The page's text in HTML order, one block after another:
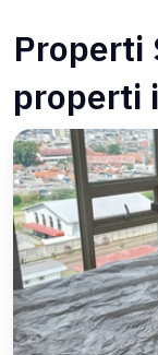
Properti
properti